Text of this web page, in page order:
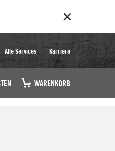
Alle Services Karriere
WARENKORB